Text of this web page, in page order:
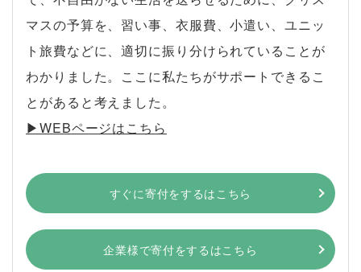
マスの予算を、習い事、衣服費、小遣い、ユニッ
ト旅費などに、適切に振り分けられていることが
わかりました。ここに私たちがサポートできるこ
とがあると考えました。
▶︎WEBページはこちら
すぐに寄付をするはこちら
企業様で寄付をするはこちら